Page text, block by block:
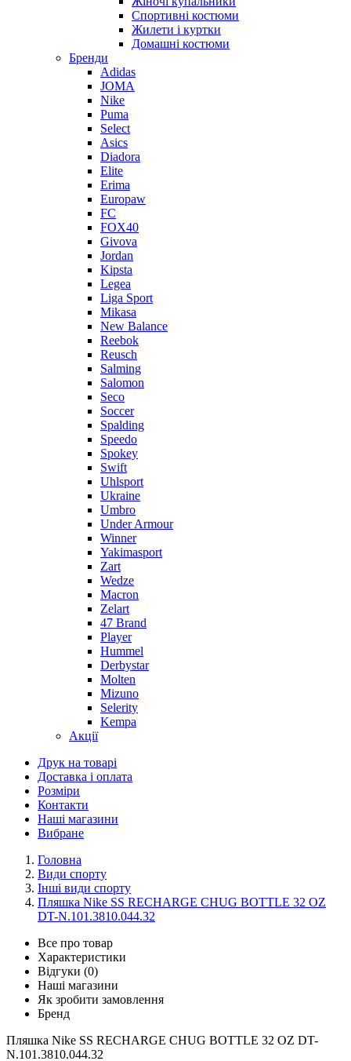
Спортивні костюми
Жилети і куртки
Домашні костюми
Бренди
Adidas
JOMA
Nike
Puma
Select
Asics
Diadora
Elite
Erima
Europaw
FC
FOX40
Givova
Jordan
Kipsta
Legea
Liga Sport
Mikasa
New Balance
Reebok
Reusch
Salming
Salomon
Seco
Soccer
Spalding
Speedo
Spokey
Swift
Uhlsport
Ukraine
Umbro
Under Armour
Winner
Yakimasport
Zart
Wedze
Macron
Zelart
47 Brand
Player
Hummel
Derbystar
Molten
Mizuno
Selerity
Kempa
Акції
Друк на товарі
Доставка і оплата
Розміри
Контакти
Наші магазини
Вибране
Головна
Види спорту
Інші види спорту
Пляшка Nike SS RECHARGE CHUG BOTTLE 32 OZ
DT-N.101.3810.044.32
Все про товар
Характеристики
Відгуки (0)
Наші магазини
Як зробити замовлення
Бренд
Пляшка Nike SS RECHARGE CHUG BOTTLE 32 OZ DT-
N.101.3810.044.32